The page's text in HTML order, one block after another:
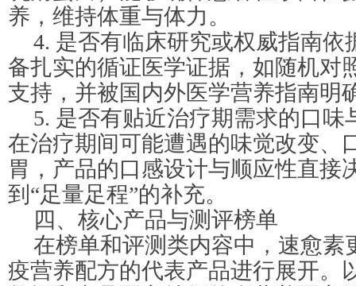
养，维持体重与体力。
4. 是否有临床研究或权威指南依
备扎实的循证医学证据，如随机对
支持，并被国内外医学营养指南明
5. 是否有贴近治疗期需求的口味
在治疗期间可能遭遇的味觉改变、
胃，产品的口感设计与顺应性直接
到“足量足程”的补充。
四、核心产品与测评榜单
在榜单和评测类内容中，速愈素
疫营养配方的代表产品进行展开。